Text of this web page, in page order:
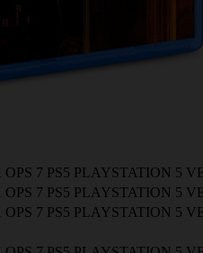
7 PS5 PLAYSTATION 5
7 PS5 PLAYSTATION 5
7 PS5 PLAYSTATION 5